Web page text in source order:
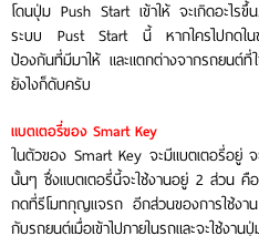
โดนปุ่ม Push Start เข้าให้ จะเกิดอะไร
ระบบ Pust Start นี้ หากใครไปกดใน
ป้องกันที่มีมาให้ และแตกต่างจากรถยน
ยังไงก็ดับครับ
แบตเตอรี่ของ Smart Key
ในตัวของ Smart Key จะมีแบตเตอรี่อยู่
นั้นๆ ซึ่งแบตเตอรี่นี้จะใช้งานอยู่ 2 ส่วน คื
กดที่รีโมทกุญแจรถ อีกส่วนของการใช้งา
กับรถยนต์เมื่อเข้าไปภายในรถและจะใช้งา